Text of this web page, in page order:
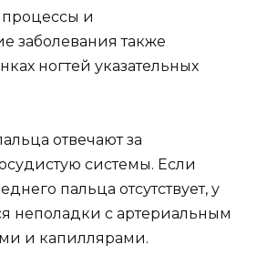
и
заболевания также
ногтей указательных
отвечают за
системы. Если
пальца отсутствует, у
неполадки с артериальным
и капиллярами.